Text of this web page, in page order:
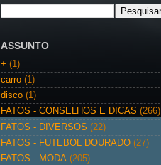
ASSUNTO
+ (1)
carro (1)
disco (1)
FATOS - CONSELHOS E DICAS (266)
FATOS - DIVERSOS (22)
FATOS - FUTEBOL DOURADO (27)
FATOS - MODA (205)